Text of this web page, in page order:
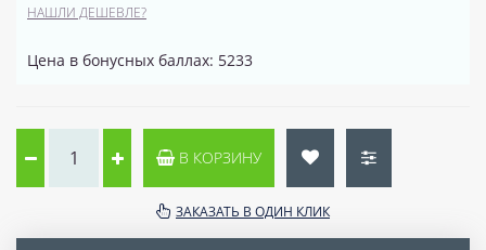
НАШЛИ ДЕШЕВЛЕ?
Цена в бонусных баллах: 5233
В КОРЗИНУ
ЗАКАЗАТЬ В ОДИН КЛИК